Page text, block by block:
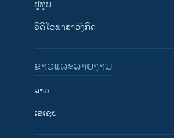
ຢູທູບ
ວີດີໂອພາສາອັງກິດ
ຂ່າວແລະລາຍງານ
ລາວ
ເອເຊຍ